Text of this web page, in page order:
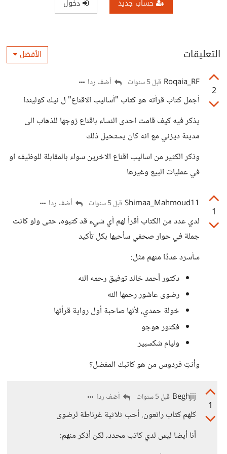
حساب جديد دخول
التعليقات الأفضل
2
Roqaia_RF قبل 5 سنوات أضف ردا
أجمل كتاب قرأته هو كتاب "أساليب الاقناع" ل نيك كوليندا
يذكر فيه كيف قامت احدى النساء باقناع زوجها للذهاب الى
مدينة ديزني مع انه كان يستحيل ذلك
وذكر الكثير من اساليب اقناع الاخرين سواء بالمقابلة للوظيفه او
في عمليات البيع وغيرها
1
Shimaa_Mahmoud11 قبل 5 سنوات أضف ردا
لدي عدد من الكتاب أقرأ لهم أي شيء قد كتبوه، حتى ولو كانت
جملة في حوار صحفي سأحبها بكل تأكيد
سأسرد عددًا منهم مثل:
دكتور أحمد خالد توفيق رحمه الله
رضوى عاشور رحمها الله
خولة حمدي، لأنها صاحبة أول رواية قرأتها
فكتور هوجو
وليام شكسبير
وأنتِ فردوس من هو كاتبك المفضل؟
1
Beghjij قبل 5 سنوات أضف ردا
كلهم كتاب رائعون. أحب ثلاثية غرناطة لرضوى
أنا أيضا ليس لدي كاتب محدد، لكن أذكر منهم: